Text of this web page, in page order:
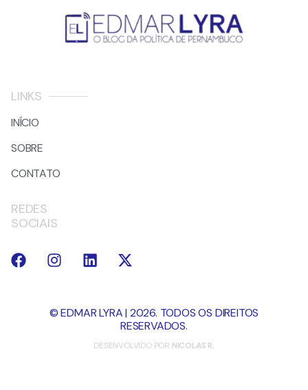
LINKS
INÍCIO
SOBRE
CONTATO
REDES
SOCIAIS
© EDMAR LYRA | 2026. TODOS OS DIREITOS
RESERVADOS.
DESENVOLVIDO POR NICOLAS R.